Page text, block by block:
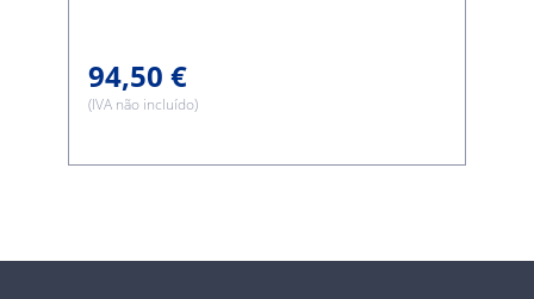
94,50 €
(IVA não incluído)